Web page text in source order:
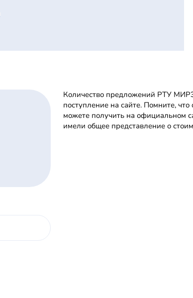
Количество предложений РТУ
поступление на сайте. Помните,
можете получить на официальном
имели общее представление о